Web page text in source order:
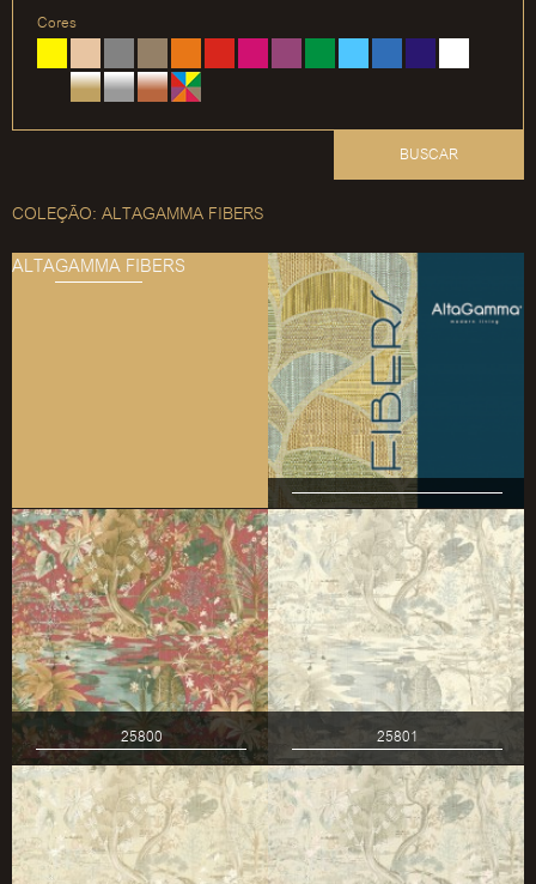
Cores
BUSCAR
COLEÇÃO: ALTAGAMMA FIBERS
ALTAGAMMA FIBERS
25800 25801